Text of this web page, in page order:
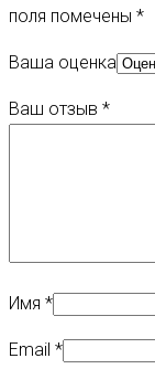
поля помечены *
Ваша оценка
Ваш отзыв *
Имя *
Email *